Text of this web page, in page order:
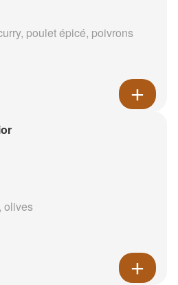
poulet épicé, poivrons
olives